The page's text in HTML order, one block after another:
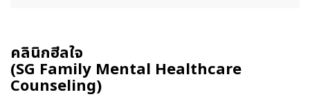
คลินิกฮีลใจ
(SG Family Mental Healthcare
Counseling)